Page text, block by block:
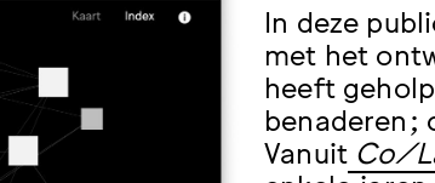
In deze
met het
heeft
benaderen;
Vanuit Co/